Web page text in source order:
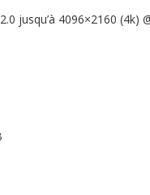
jusqu’à 4096×2160 (4k)